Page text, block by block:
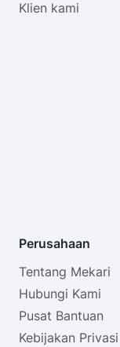
Klien kami
Perusahaan
Tentang Mekari
Hubungi Kami
Pusat Bantuan
Kebijakan Privasi